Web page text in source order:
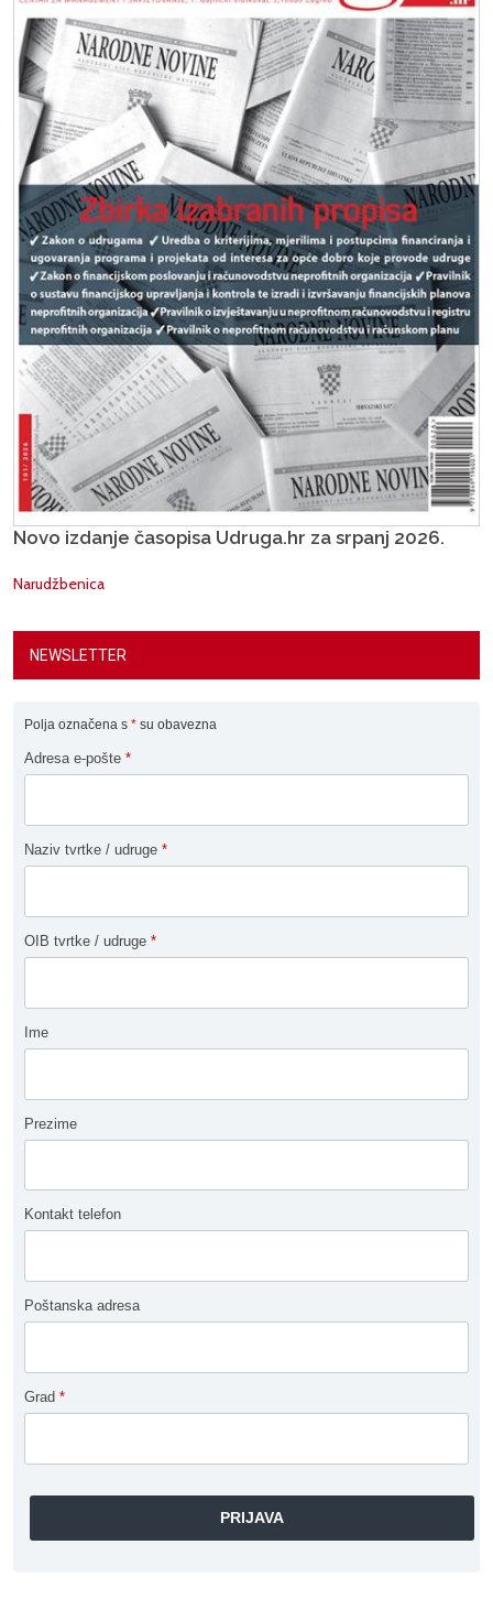
Novo izdanje časopisa Udruga.hr za srpanj 2026.
Narudžbenica
NEWSLETTER
Polja označena s * su obavezna
Adresa e-pošte *
Naziv tvrtke / udruge *
OIB tvrtke / udruge *
Ime
Prezime
Kontakt telefon
Poštanska adresa
Grad *